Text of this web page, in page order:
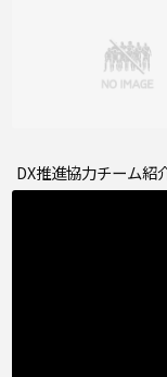
DX推進協力チーム紹